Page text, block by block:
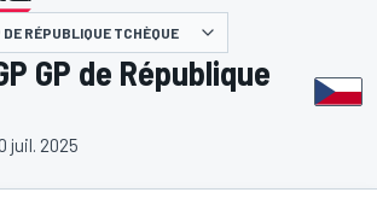
DE RÉPUBLIQUE TCHÈQUE
GP de République
juil. 2025